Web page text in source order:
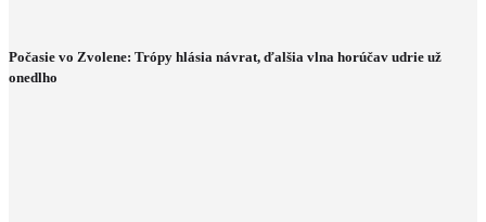
Počasie vo Zvolene: Trópy hlásia návrat, ďalšia vlna horúčav udrie už
onedlho